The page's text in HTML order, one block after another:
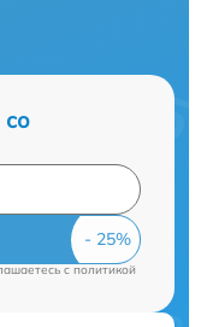
со
cполитикой